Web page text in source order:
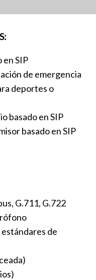
SIP
de emergencia
deportes o
basado en SIP
basado en SIP
G.711, G.722
de